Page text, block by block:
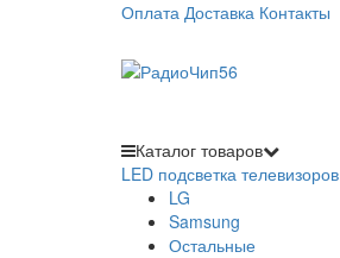
Оплата Доставка Контакты
Каталог товаров
LED подсветка телевизоров
LG
Samsung
Остальные